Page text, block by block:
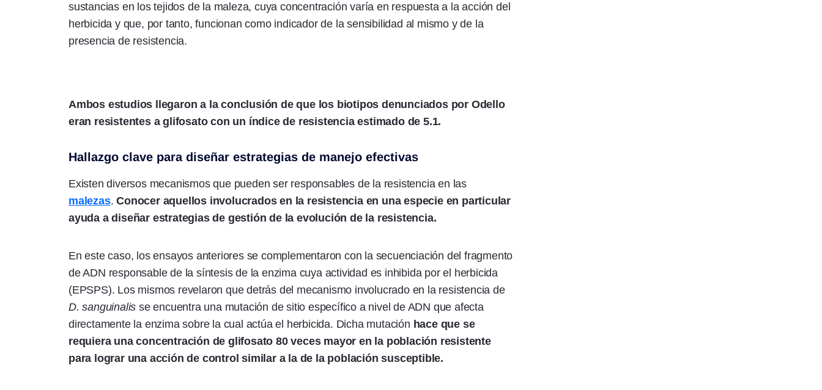
sustancias en los tejidos de la maleza, cuya concentración varía en respuesta a la acción del
herbicida y que, por tanto, funcionan como indicador de la sensibilidad al mismo y de la
presencia de resistencia.
Ambos estudios llegaron a la conclusión de que los biotipos denunciados por Odello
eran resistentes a glifosato con un índice de resistencia estimado de 5.1.
Hallazgo clave para diseñar estrategias de manejo efectivas
Existen diversos mecanismos que pueden ser responsables de la resistencia en las
malezas.Conocer aquellos involucrados en la resistencia en una especie en particular
ayuda a diseñar estrategias de gestión de la evolución de la resistencia.
En este caso, los ensayos anteriores se complementaron con la secuenciación del fragmento
de ADN responsable de la síntesis de la enzima cuya actividad es inhibida por el herbicida
(EPSPS). Los mismos revelaron que detrás del mecanismo involucrado en la resistencia de
D. sanguinalis se encuentra una mutación de sitio específico a nivel de ADN que afecta
directamente la enzima sobre la cual actúa el herbicida. Dicha mutación hace que se
requiera una concentración de glifosato 80 veces mayor en la población resistente
para lograr una acción de control similar a la de la población susceptible.